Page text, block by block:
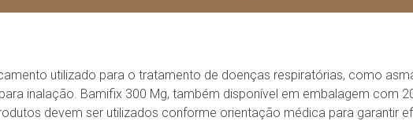
utilizado para o tratamento de doenças respiratórias, como
inalação. Bamifix 300 Mg, também disponível em embalagem com
devem ser utilizados conforme orientação médica para garantir